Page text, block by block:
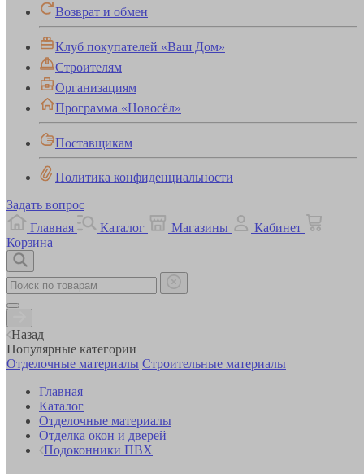
Возврат и обмен
Клуб покупателей «Ваш Дом»
Строителям
Организациям
Программа «Новосёл»
Поставщикам
Политика конфиденциальности
Задать вопрос
Главная
Каталог Магазины
Кабинет
Корзина
Назад
Популярные категории
Отделочные материалы Строительные материалы
Главная
Каталог
Отделочные материалы
Отделка окон и дверей
Подоконники ПВХ